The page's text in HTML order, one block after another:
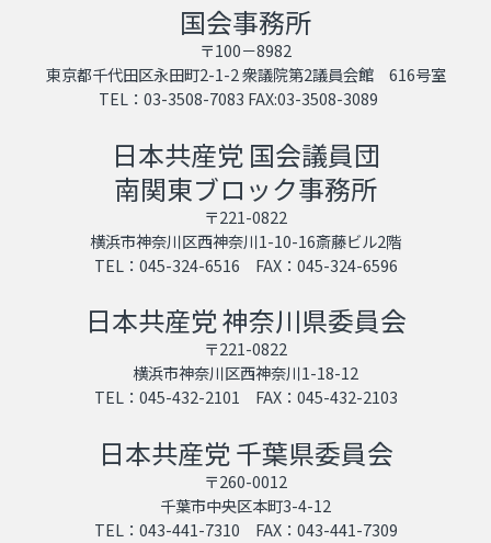
国会事務所
〒100－8982
東京都千代田区永田町2-1-2 衆議院第2議員会館 616号室
TEL：03-3508-7083 FAX:03-3508-3089
日本共産党 国会議員団
南関東ブロック事務所
〒221-0822
横浜市神奈川区西神奈川1-10-16斎藤ビル2階
TEL：045-324-6516 FAX：045-324-6596
日本共産党 神奈川県委員会
〒221-0822
横浜市神奈川区西神奈川1-18-12
TEL：045-432-2101 FAX：045-432-2103
日本共産党 千葉県委員会
〒260-0012
千葉市中央区本町3-4-12
TEL：043-441-7310 FAX：043-441-7309